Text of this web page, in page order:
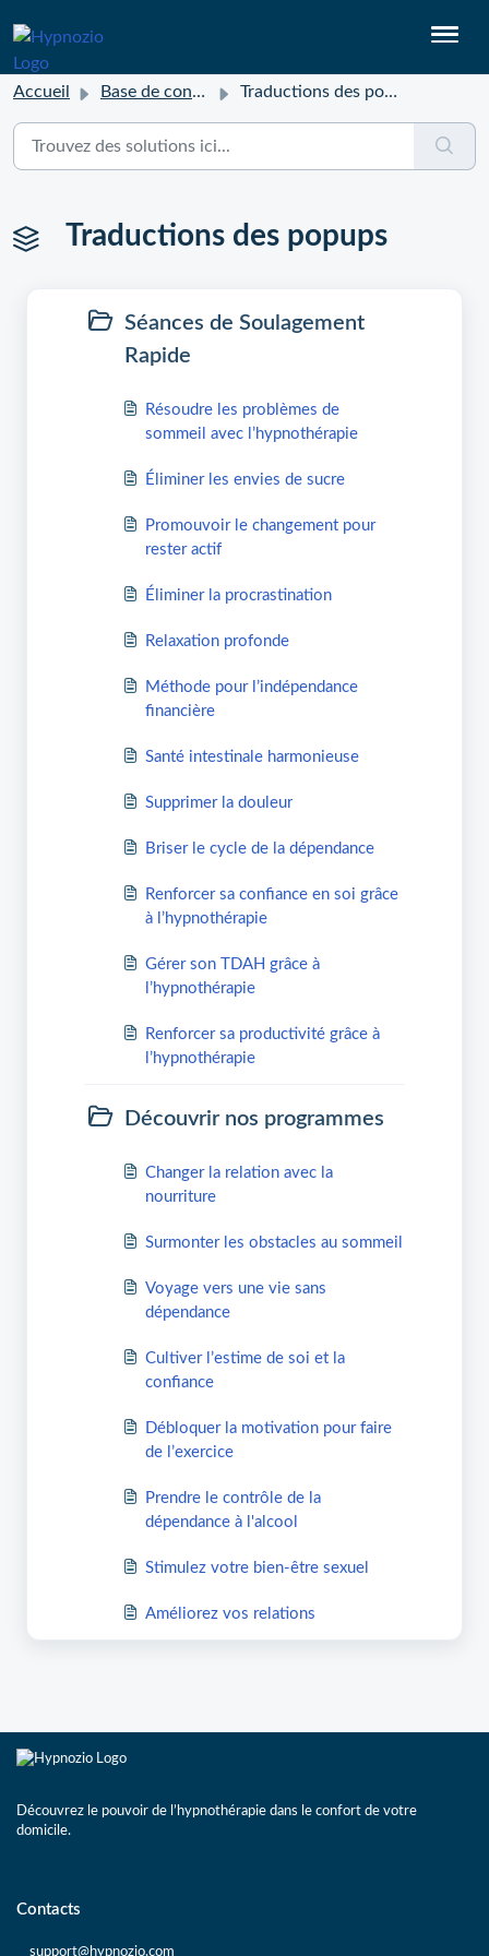
Accueil Base de connaissances Traductions des popups
Traductions des popups
Séances de Soulagement
Rapide
Résoudre les problèmes de
sommeil avec l’hypnothérapie
Éliminer les envies de sucre
Promouvoir le changement pour
rester actif
Éliminer la procrastination
Relaxation profonde
Méthode pour l’indépendance
financière
Santé intestinale harmonieuse
Supprimer la douleur
Briser le cycle de la dépendance
Renforcer sa confiance en soi grâce
à l’hypnothérapie
Gérer son TDAH grâce à
l’hypnothérapie
Renforcer sa productivité grâce à
l’hypnothérapie
Découvrir nos programmes
Changer la relation avec la
nourriture
Surmonter les obstacles au sommeil
Voyage vers une vie sans
dépendance
Cultiver l’estime de soi et la
confiance
Débloquer la motivation pour faire
de l’exercice
Prendre le contrôle de la
dépendance à l'alcool
Stimulez votre bien-être sexuel
Améliorez vos relations
Découvrez le pouvoir de l’hypnothérapie dans le confort de votre
domicile.
Contacts
support@hypnozio.com